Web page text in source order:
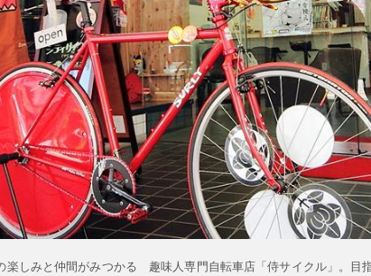
楽しみと仲間がみつかる 趣味人専門自転車店「侍サイクル」。目